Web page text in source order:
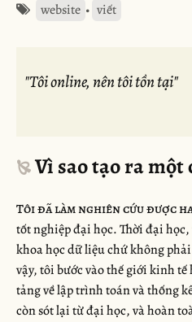
website • viết
"Tôi online, nên tôi tồn tại"
Vì sao tạo ra một
Tôi đã làm nghiên cứu được
tốt nghiệp đại học. Thời đại
khoa học dữ liệu chứ không
vậy, tôi bước vào thế giới kinh
tảng về lập trình toán và thống
còn sót lại từ đại học, và hoàn